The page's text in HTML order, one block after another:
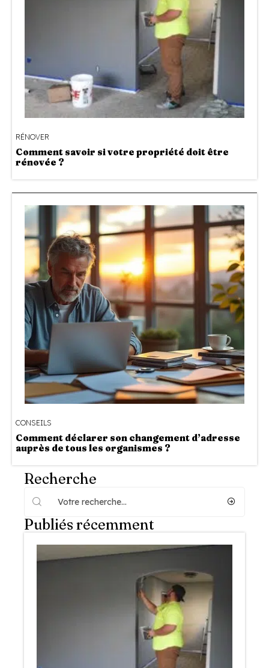
RÉNOVER
Comment savoir si votre propriété doit être
rénovée ?
CONSEILS
Comment déclarer son changement d’adresse
auprès de tous les organismes ?
Recherche
Publiés récemment